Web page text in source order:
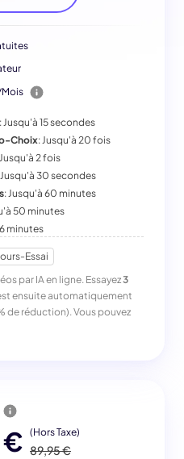
: Jusqu'à 15 secondes
Choix: Jusqu'à 20 fois
2 fois
Jusqu'à 30 secondes
: Jusqu'à 60 minutes
50 minutes
minutes
Essai
par IA en ligne. Essayez3
ensuite automatiquement
de réduction). Vous pouvez
€ (Hors Taxe)
89,95 €